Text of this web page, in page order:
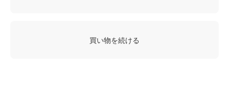
買い物を続ける